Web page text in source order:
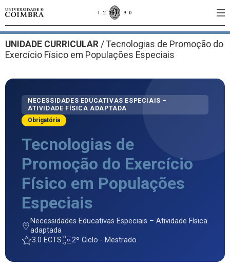
UNIDADE CURRICULAR / Tecnologias de Promoção do
Exercício Físico em Populações Especiais
NECESSIDADES EDUCATIVAS ESPECIAIS –
ATIVIDADE FÍSICA ADAPTADA
Obrigatória
Tecnologias de
Promoção do Exercício
Físico em Populações
Especiais
Necessidades Educativas Especiais – Atividade Física
adaptada
3.0 ECTS
2º Ciclo - Mestrado